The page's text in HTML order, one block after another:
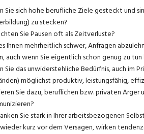
Sie sich hohe berufliche Ziele gesteckt und
zu stecken?
Sie Pausen oft als Zeitverluste?
Ihnen mehrheitlich schwer, Anfragen
auch wenn Sie eigentlich schon genug zu
Sie das unwiderstehliche Bedürfnis, auch im
möglichst produktiv, leistungsfähig,
Sie dazu, beruflichen bzw. privaten
Sie stark in Ihrer arbeitsbezogenen
kurz vor dem Versagen, wirken